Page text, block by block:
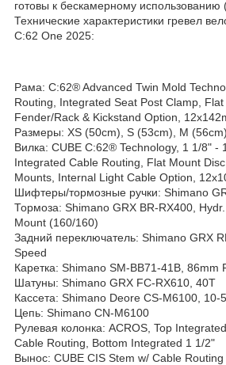
готовы к бескамерному использованию
Технические характеристики гревел
C:62 One 2025:
Рама: C:62® Advanced Twin Mold
Routing, Integrated Seat Post Clamp, Flat
Fender/Rack & Kickstand Option,
Размеры: XS (50cm), S (53cm), M
Вилка: CUBE C:62® Technology, 1 1/8" -
Integrated Cable Routing, Flat Mount
Mounts, Internal Light Cable Option,
Шифтеры/тормозные ручки: Shimano
Тормоза: Shimano GRX BR-RX400,
Mount (160/160)
Задний переключатель: Shimano GRX
Speed
Каретка: Shimano SM-BB71-41B, 86mm
Шатуны: Shimano GRX FC-RX610, 40T
Кассета: Shimano Deore CS-M6100, 10-
Цепь: Shimano CN-M6100
Рулевая колонка: ACROS, Top
Cable Routing, Bottom Integrated 1 1/2"
Вынос: CUBE CIS Stem w/ Cable Routing